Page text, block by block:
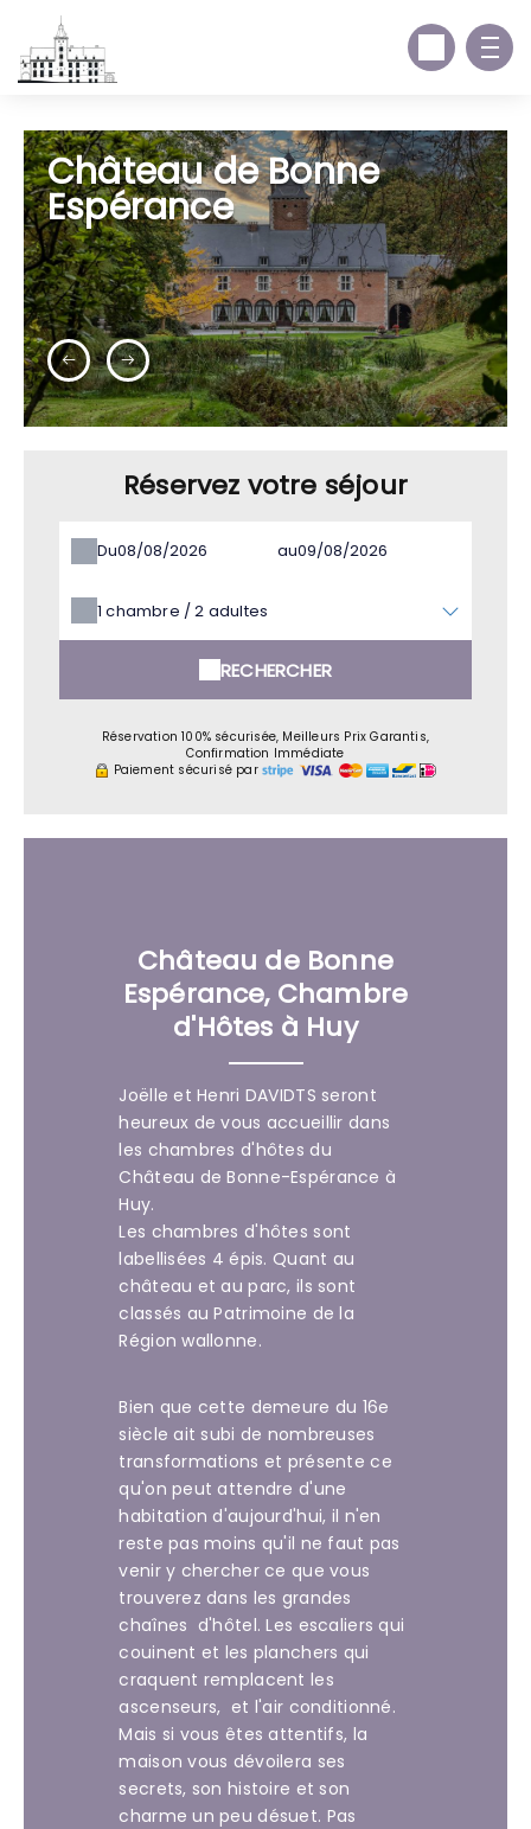
Château de Bonne
Espérance
Réservez votre séjour
Du au
1chambre /2 adultes
RECHERCHER
Réservation 100% sécurisée, Meilleurs Prix Garantis,
Confirmation Immédiate
Paiement sécurisé par
Château de Bonne
Espérance, Chambre
d'Hôtes à Huy
Joëlle et Henri DAVIDTS seront
heureux de vous accueillir dans
les chambres d'hôtes du
Château de Bonne-Espérance à
Huy.
Les chambres d'hôtes sont
labellisées 4 épis. Quant au
château et au parc, ils sont
classés au Patrimoine de la
Région wallonne.
Bien que cette demeure du 16e
siècle ait subi de nombreuses
transformations et présente ce
qu'on peut attendre d'une
habitation d'aujourd'hui, il n'en
reste pas moins qu'il ne faut pas
venir y chercher ce que vous
trouverez dans les grandes
chaînes d'hôtel. Les escaliers qui
couinent et les planchers qui
craquent remplacent les
ascenseurs, et l'air conditionné.
Mais si vous êtes attentifs, la
maison vous dévoilera ses
secrets, son histoire et son
charme un peu désuet. Pas